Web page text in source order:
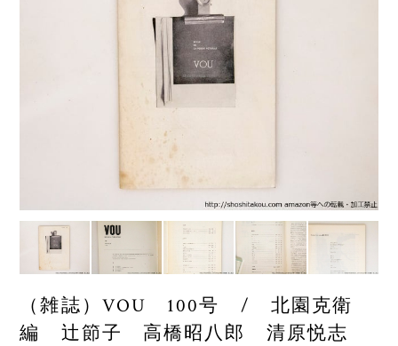
（雑誌）VOU 100号 / 北園克衛
編 辻節子 高橋昭八郎 清原悦志